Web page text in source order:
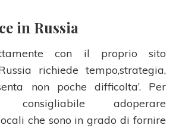
in Russia
con il proprio sito
richiede tempo,strategia,
non poche difficolta’. Per
adoperare
che sono in grado di fornire